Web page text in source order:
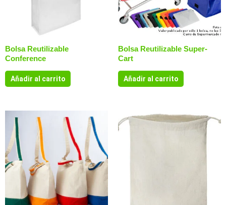
Bolsa Reutilizable
Conference
Añadir al carrito
Bolsa Reutilizable Super-
Cart
Añadir al carrito